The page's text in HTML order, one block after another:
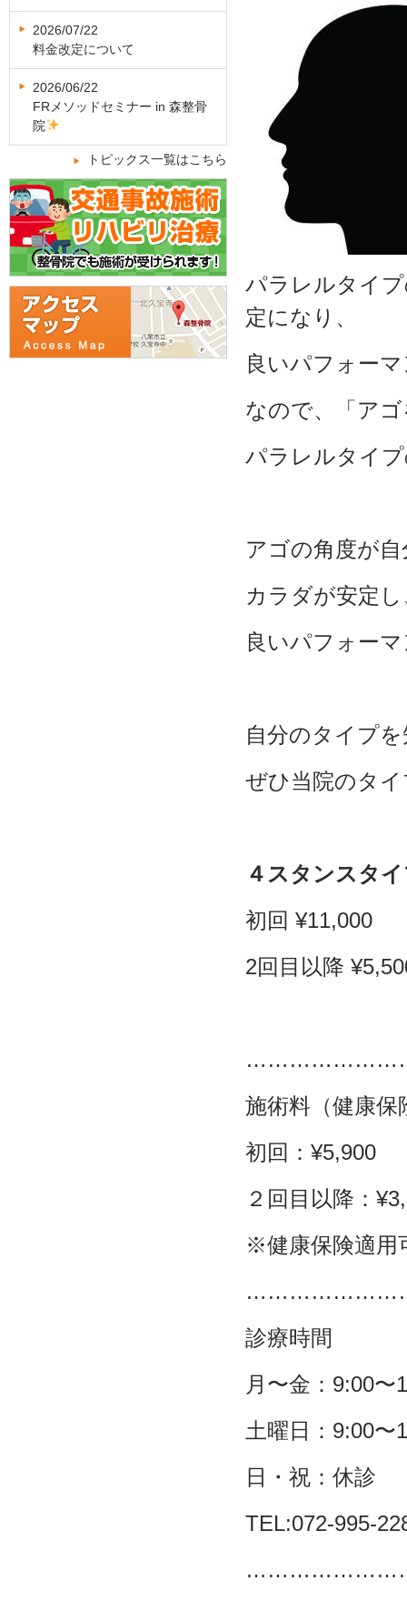
パラレルタイ
定になり、
良いパフォー
なので、「ア
パラレルタイ
アゴの角度が
カラダが安定し
良いパフォー
自分のタイプ
ぜひ当院のタ
４スタンスタ
初回 ¥11,000
2回目以降
施術料（健康保
初回： ¥5,900
２回目以降：
※健康保険適
診療時間
月〜金： 9:00〜
土曜日： 9:00〜
日・祝：休診
TEL:072-995-
2026/07/22
料金改定について
2026/06/22
FRメソッドセミナー in 森整骨
院
トピックス一覧はこちら